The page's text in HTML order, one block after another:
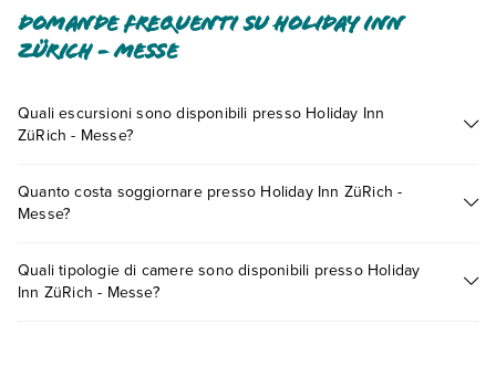
Domande frequenti su Holiday Inn
ZüRich - Messe
Quali escursioni sono disponibili presso Holiday Inn
ZüRich - Messe?
presso Holiday Inn ZüRich - Messe. Scoprile tutte nella
sezione dedicata
Quanto costa soggiornare presso Holiday Inn ZüRich -
Messe?
a vari fattori (per es. date, condizioni dell'hotel, ecc). Per
consultare i prezzi, compila il motore di ricerca e scegli
Quali tipologie di camere sono disponibili presso Holiday
Inn ZüRich - Messe?